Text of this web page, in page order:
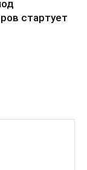
стартует